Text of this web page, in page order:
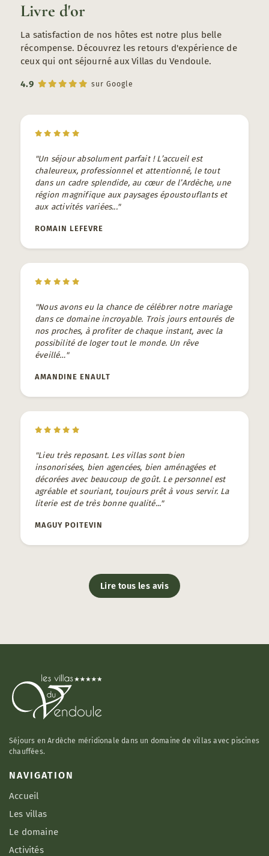
Livre d'or
La satisfaction de nos hôtes est notre plus belle
récompense. Découvrez les retours d'expérience de
ceux qui ont séjourné aux Villas du Vendoule.
4.9 sur Google
"Un séjour absolument parfait ! L’accueil est
chaleureux, professionnel et attentionné, le tout
dans un cadre splendide, au cœur de l’Ardèche, une
région magnifique aux paysages époustouflants et
aux activités variées..."
ROMAIN LEFEVRE
"Nous avons eu la chance de célébrer notre mariage
dans ce domaine incroyable. Trois jours entourés de
nos proches, à profiter de chaque instant, avec la
possibilité de loger tout le monde. Un rêve
éveillé…"
AMANDINE ENAULT
"Lieu très reposant. Les villas sont bien
insonorisées, bien agencées, bien aménagées et
décorées avec beaucoup de goût. Le personnel est
agréable et souriant, toujours prêt à vous servir. La
literie est de très bonne qualité..."
MAGUY POITEVIN
Lire tous les avis
Séjours en Ardèche méridionale dans un domaine de villas avec piscines
chauffées.
NAVIGATION
Accueil
Les villas
Le domaine
Activités